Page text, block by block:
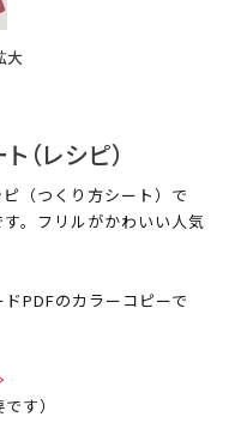
大
（レシピ）
（つくり方シート）で
。フリルがかわいい人気
PDFのカラーコピーで
す）